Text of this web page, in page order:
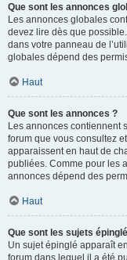
Que sont les annonces
Les annonces globales
devez lire dès que
dans votre panneau de
globales dépend des
Haut
Que sont les annonces ?
Les annonces contiennent
forum que vous consultez
apparaissent en haut de
publiées. Comme pour les
annonces dépend des
Haut
Que sont les sujets
Un sujet épinglé apparaît
forum dans lequel il a été